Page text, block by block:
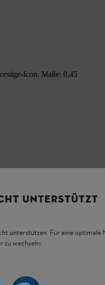
Icon. Maße: 0,45
UNTERSTÜTZT
unterstützen. Für eine
zu wechseln: